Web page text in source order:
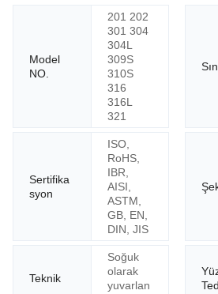
Model
NO.
201 202
301 304
304L
309S
310S
316
316L
321
Sertifika
syon
ISO,
RoHS,
IBR,
AISI,
ASTM,
GB, EN,
DIN, JIS
Teknik
Soğuk
olarak
yuvarlan